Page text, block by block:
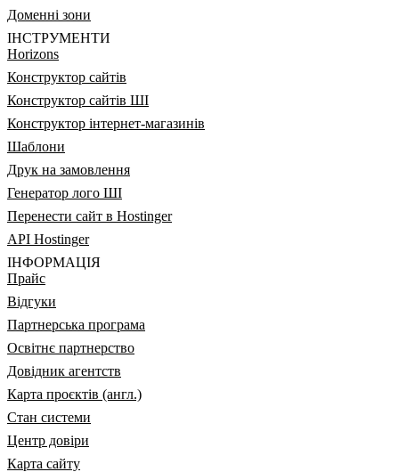
Доменні зони
ІНСТРУМЕНТИ
Horizons
Конструктор сайтів
Конструктор сайтів ШІ
Конструктор інтернет-магазинів
Шаблони
Друк на замовлення
Генератор лого ШІ
Перенести сайт в Hostinger
API Hostinger
ІНФОРМАЦІЯ
Прайс
Відгуки
Партнерська програма
Освітнє партнерство
Довідник агентств
Карта проєктів (англ.)
Стан системи
Центр довіри
Карта сайту